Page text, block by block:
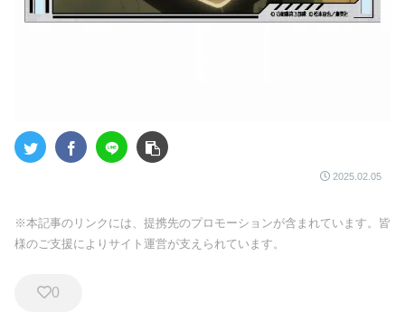
2025.02.05
※本記事のリンクには、提携先のプロモーションが含まれています。皆
様のご支援によりサイト運営が支えられています。
0